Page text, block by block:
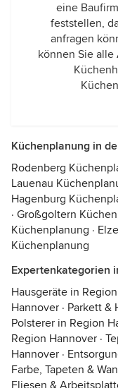
eine
feststellen,
anfragen
können Sie
Küchenplanung in
Rodenberg
Lauenau
Hagenburg
· Großgoltern
Küchenplanung ·
Küchenplanung
Expertenkategorien
Hausgeräte in
Hannover · Parkett &
Polsterer in Region
Region Hannover ·
Hannover ·
Farbe, Tapeten &
Fliesen &